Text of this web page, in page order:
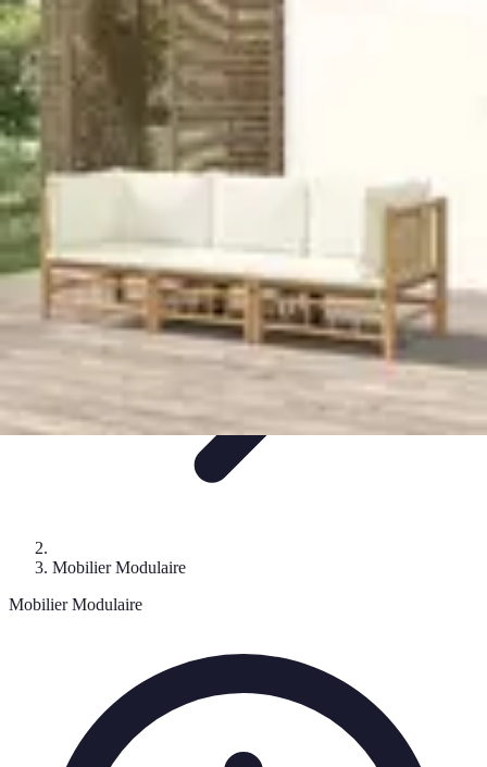
Mobilier Pratique
Rangement
Aménagement intérieurBureau
l'espace Mobilier Multifonctions
Mobilier Pratique
Mobilier Modulaire
Mobilier Modulaire